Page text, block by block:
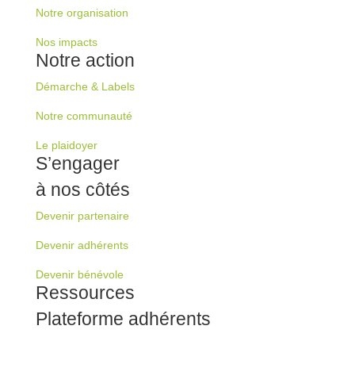
Notre organisation
Nos impacts
Notre action
Démarche & Labels
Notre communauté
Le plaidoyer
S’engager
à nos côtés
Devenir partenaire
Devenir adhérents
Devenir bénévole
Ressources
Plateforme adhérents